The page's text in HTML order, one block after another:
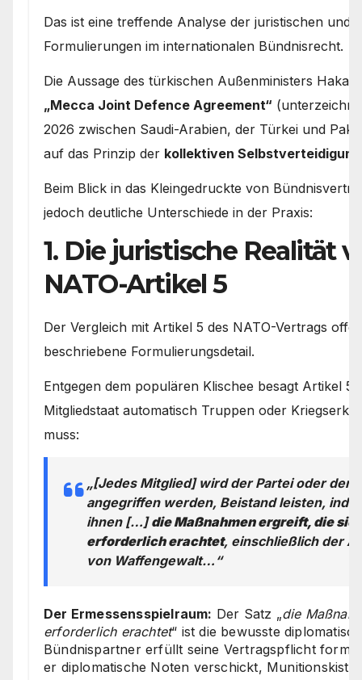
Das ist eine treffende Analyse der juristischen und
Formulierungen im internationalen Bündnisrecht.
Die Aussage des türkischen Außenministers Hakan
„Mecca Joint Defence Agreement“
2026 zwischen Saudi-Arabien, der Türkei und
auf das Prinzip der kollektiven Selbstverteidigung
Beim Blick in das Kleingedruckte von
jedoch deutliche Unterschiede in der Praxis:
1. Die juristische Realität
NATO-Artikel 5
Der Vergleich mit Artikel 5 des NATO-Vertrags
beschriebene Formulierungsdetail.
Entgegen dem populären Klischee besagt Artikel 5
Mitgliedstaat automatisch Truppen oder
muss:
„[Jedes Mitglied] wird der Partei oder den
angegriffen werden, Beistand leisten,
ihnen […]die Maßnahmen ergreift, die sie
erforderlich erachtet, einschließlich der
von Waffengewalt…“
Der Ermessensspielraum: Der Satz „die
erforderlich erachtet“ ist die bewusste
Bündnispartner erfüllt seine Vertragspflicht
er diplomatische Noten verschickt,